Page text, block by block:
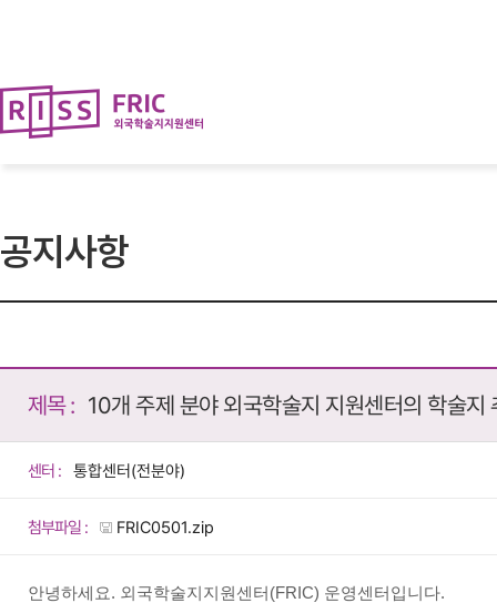
기
s
i
o
n
공지사항
제목 : 10개 주제 분야 외국학술지 지원센터의 학술지
센터 : 통합센터(전분야)
첨부파일 : FRIC0501.zip
안녕하세요. 외국학술지지원센터(FRIC) 운영센터입니다.